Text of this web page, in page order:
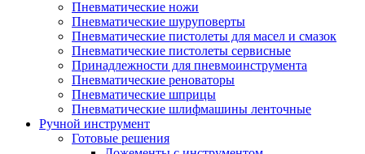
Пневматические ножи
Пневматические шуруповерты
Пневматические пистолеты для масел и смазок
Пневматические пистолеты сервисные
Принадлежности для пневмоинструмента
Пневматические реноваторы
Пневматические шприцы
Пневматические шлифмашины ленточные
Ручной инструмент
Готовые решения